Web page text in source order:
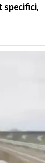
specifici,